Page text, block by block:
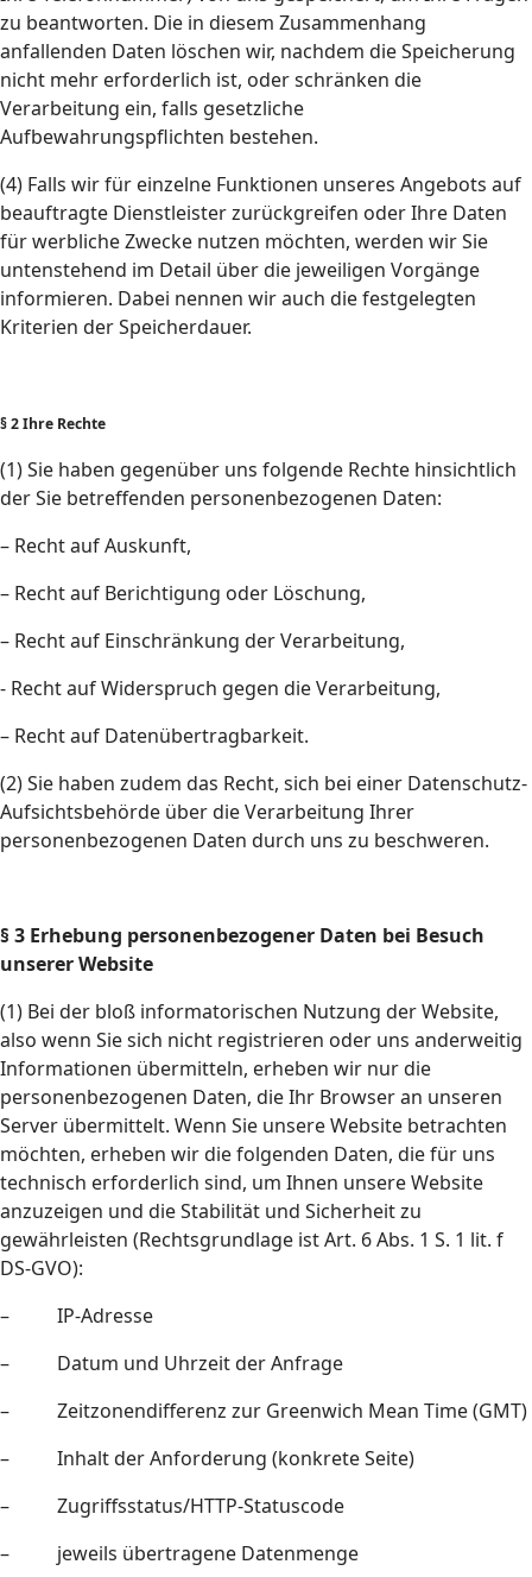
zu beantworten. Die in diesem Zusammenhang
anfallenden Daten löschen wir, nachdem die Speicherung
nicht mehr erforderlich ist, oder schränken die
Verarbeitung ein, falls gesetzliche
Aufbewahrungspflichten bestehen.
(4) Falls wir für einzelne Funktionen unseres Angebots auf
beauftragte Dienstleister zurückgreifen oder Ihre Daten
für werbliche Zwecke nutzen möchten, werden wir Sie
untenstehend im Detail über die jeweiligen Vorgänge
informieren. Dabei nennen wir auch die festgelegten
Kriterien der Speicherdauer.
§ 2 Ihre Rechte
(1) Sie haben gegenüber uns folgende Rechte hinsichtlich
der Sie betreffenden personenbezogenen Daten:
– Recht auf Auskunft,
– Recht auf Berichtigung oder Löschung,
– Recht auf Einschränkung der Verarbeitung,
- Recht auf Widerspruch gegen die Verarbeitung,
– Recht auf Datenübertragbarkeit.
(2) Sie haben zudem das Recht, sich bei einer Datenschutz-
Aufsichtsbehörde über die Verarbeitung Ihrer
personenbezogenen Daten durch uns zu beschweren.
§ 3 Erhebung personenbezogener Daten bei Besuch
unserer Website
(1) Bei der bloß informatorischen Nutzung der Website,
also wenn Sie sich nicht registrieren oder uns anderweitig
Informationen übermitteln, erheben wir nur die
personenbezogenen Daten, die Ihr Browser an unseren
Server übermittelt. Wenn Sie unsere Website betrachten
möchten, erheben wir die folgenden Daten, die für uns
technisch erforderlich sind, um Ihnen unsere Website
anzuzeigen und die Stabilität und Sicherheit zu
gewährleisten (Rechtsgrundlage ist Art. 6 Abs. 1 S. 1 lit. f
DS-GVO):
– IP-Adresse
– Datum und Uhrzeit der Anfrage
– Zeitzonendifferenz zur Greenwich Mean Time (GMT)
– Inhalt der Anforderung (konkrete Seite)
– Zugriffsstatus/HTTP-Statuscode
– jeweils übertragene Datenmenge